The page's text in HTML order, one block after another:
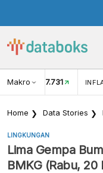
Makro
USD/IDR 17.731
Home Data Stories
LINGKUNGAN
Lima Gempa
BMKG (Rabu,